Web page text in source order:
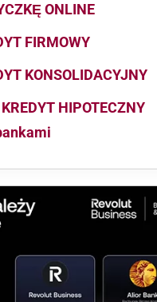
ONLINE
FIRMOWY
KONSOLIDACYJNY
HIPOTECZNY